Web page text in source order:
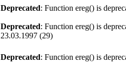
Deprecated: Function ereg() is
Deprecated: Function ereg() is
23.03.1997 (29)
Deprecated: Function ereg() is